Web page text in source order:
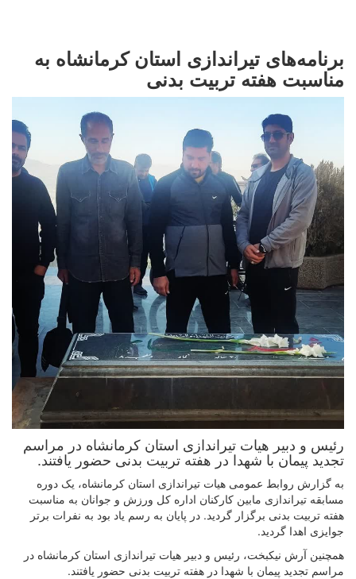
برنامه‌های تیراندازی استان کرمانشاه به
مناسبت هفته تربیت بدنی
رئیس و دبیر هیات تیراندازی استان کرمانشاه در مراسم
تجدید پیمان با شهدا در هفته تربیت بدنی حضور یافتند.
به گزارش روابط عمومی هیات تیراندازی استان کرمانشاه، یک دوره
مسابقه تیراندازی مابین کارکنان اداره کل ورزش و جوانان به مناسبت
هفته تربیت بدنی برگزار گردید. در پایان به رسم یاد بود به نفرات برتر
جوایزی اهدا گردید.
همچنین آرش نیکبخت، رئیس و دبیر هیات تیراندازی استان کرمانشاه در
مراسم تجدید پیمان با شهدا در هفته تربیت بدنی حضور یافتند.